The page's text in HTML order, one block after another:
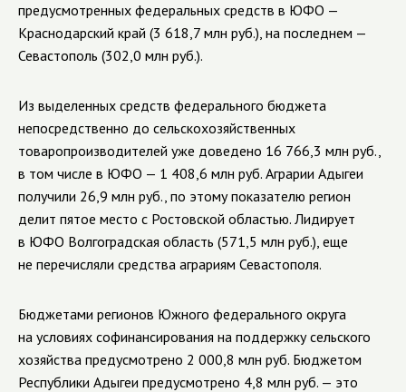
предусмотренных федеральных средств в ЮФО —
Краснодарский край (3 618,7 млн руб.), на последнем —
Севастополь (302,0 млн руб.).
Из выделенных средств федерального бюджета
непосредственно до сельскохозяйственных
товаропроизводителей уже доведено 16 766,3 млн руб.,
в том числе в ЮФО — 1 408,6 млн руб. Аграрии Адыгеи
получили 26,9 млн руб., по этому показателю регион
делит пятое место с Ростовской областью. Лидирует
в ЮФО Волгоградская область (571,5 млн руб.), еще
не перечисляли средства аграриям Севастополя.
Бюджетами регионов Южного федерального округа
на условиях софинансирования на поддержку сельского
хозяйства предусмотрено 2 000,8 млн руб. Бюджетом
Республики Адыгеи предусмотрено 4,8 млн руб. — это